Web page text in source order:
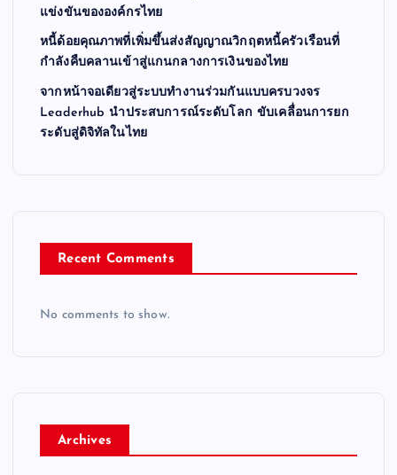
แข่งขันขององค์กรไทย
หนี้ด้อยคุณภาพที่เพิ่มขึ้นส่งสัญญาณวิกฤตหนี้ครัวเรือนที่
กำลังคืบคลานเข้าสู่แกนกลางการเงินของไทย
จากหน้าจอเดียวสู่ระบบทำงานร่วมกันแบบครบวงจร
Leaderhub นำประสบการณ์ระดับโลก ขับเคลื่อนการยก
ระดับสู่ดิจิทัลในไทย
Recent Comments
No comments to show.
Archives